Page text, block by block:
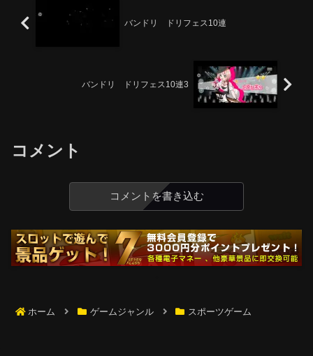
バンドリ ドリフェス10連
バンドリ ドリフェス10連3
コメント
コメントを書き込む
ホーム ゲームジャンル スポーツゲーム